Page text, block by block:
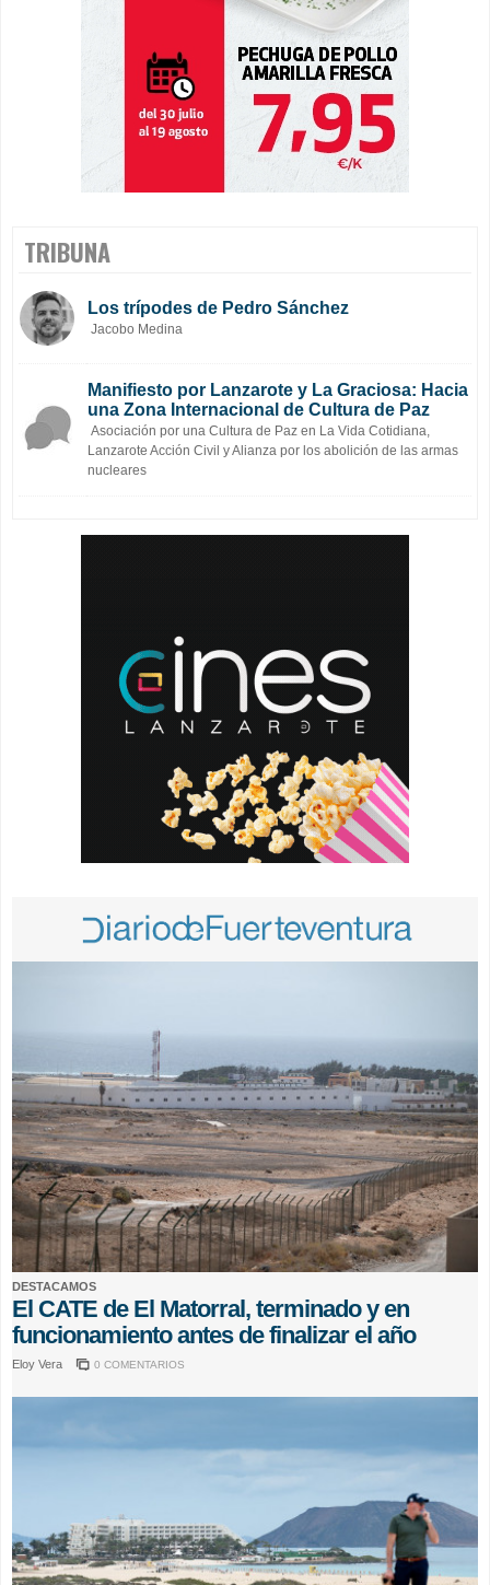
TRIBUNA
Los trípodes de Pedro Sánchez
Jacobo Medina
Manifiesto por Lanzarote y La Graciosa: Hacia
una Zona Internacional de Cultura de Paz
Asociación por una Cultura de Paz en La Vida Cotidiana,
Lanzarote Acción Civil y Alianza por los abolición de las armas
nucleares
DESTACAMOS
El CATE de El Matorral, terminado y en
funcionamiento antes de finalizar el año
Eloy Vera 0 COMENTARIOS